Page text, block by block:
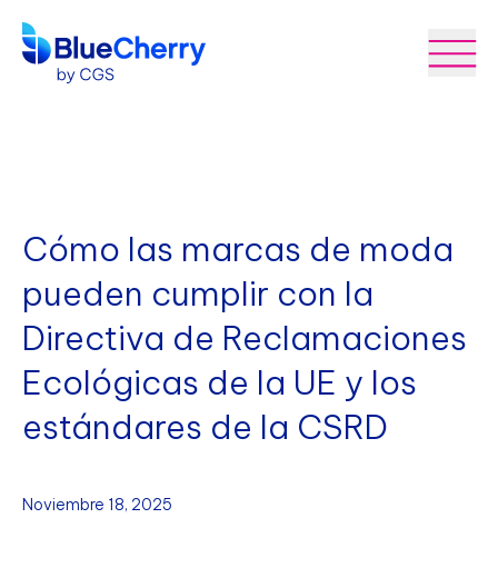
Cómo las marcas de moda
pueden cumplir con la
Directiva de Reclamaciones
Ecológicas de la UE y los
estándares de la CSRD
Noviembre 18, 2025